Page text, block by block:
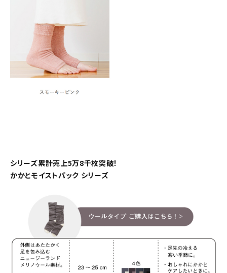
シリーズ累計売上5万8千枚突破！
かかとモイストパック シリーズ